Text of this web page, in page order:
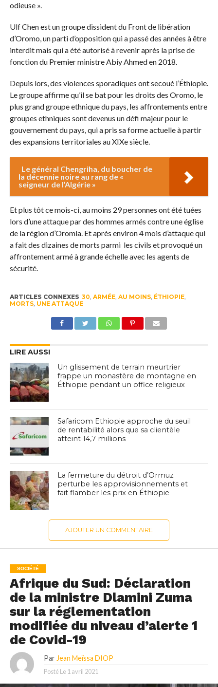
odieuse ».
Ulf Chen est un groupe dissident du Front de libération
d’Oromo, un parti d’opposition qui a passé des années à être
interdit mais qui a été autorisé à revenir après la prise de
fonction du Premier ministre Abiy Ahmed en 2018.
Depuis lors, des violences sporadiques ont secoué l’Éthiopie.
Le groupe affirme qu’il se bat pour les droits des Oromo, le
plus grand groupe ethnique du pays, les affrontements entre
groupes ethniques sont devenus un défi majeur pour le
gouvernement du pays, qui a pris sa forme actuelle à partir
des expansions territoriales au XIXe siècle.
Le général Chengriha, du boucher de
la décennie noire au rang de «
seigneur de l’Algérie »
Et plus tôt ce mois-ci, au moins 29 personnes ont été tuées
lors d’une attaque par des hommes armés contre une église
de la région d’Oromia. Et après environ 4 mois d’attaque qui
a fait des dizaines de morts parmi les civils et provoqué un
affrontement armé à grande échelle avec les agents de
sécurité.
ARTICLES CONNEXES 30, ARMÉE, AU MOINS, ÉTHIOPIE,
MORTS, UNE ATTAQUE
LIRE AUSSI
Un glissement de terrain meurtrier
frappe un monastère de montagne en
Éthiopie pendant un office religieux
Safaricom Ethiopie approche du seuil
de rentabilité alors que sa clientèle
atteint 14,7 millions
La fermeture du détroit d’Ormuz
perturbe les approvisionnements et
fait flamber les prix en Éthiopie
AJOUTER UN COMMENTAIRE
SOCIÉTÉ
Afrique du Sud: Déclaration
de la ministre Dlamini Zuma
sur la réglementation
modifiée du niveau d’alerte 1
de Covid-19
Par Jean Meïssa DIOP
Posté Le 1 avril 2021